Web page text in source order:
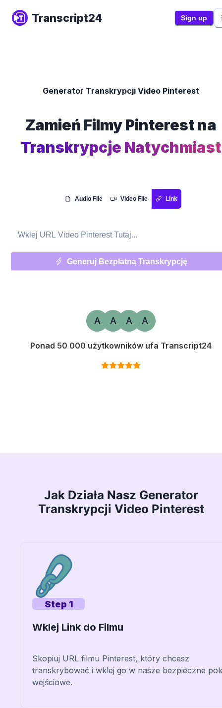
Transcript24 Sign up
Generator Transkrypcji Video Pinterest
Zamień Filmy Pinterest na
Transkrypcje Natychmiast
Audio File Video File Link
Generuj Bezpłatną Transkrypcję
A
A
A
A
Ponad 50 000 użytkowników ufa Transcript24
Jak Działa Nasz Generator
Transkrypcji Video Pinterest
Step 1
Wklej Link do Filmu
Skopiuj URL filmu Pinterest, który chcesz
transkrybować i wklej go w nasze bezpieczne
wejściowe.